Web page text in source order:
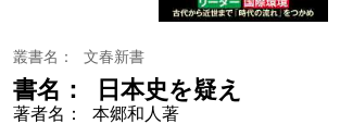
叢書名 文春新書
書名 日本史を疑え
著者名 本郷和人著